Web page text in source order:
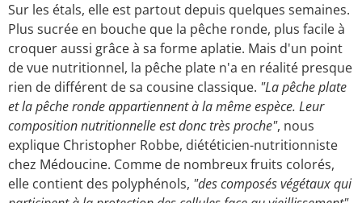
Sur les étals, elle est partout depuis quelques semaines.
Plus sucrée en bouche que la pêche ronde, plus facile à
croquer aussi grâce à sa forme aplatie. Mais d'un point
de vue nutritionnel, la pêche plate n'a en réalité presque
rien de différent de sa cousine classique. "La pêche plate
et la pêche ronde appartiennent à la même espèce. Leur
composition nutritionnelle est donc très proche", nous
explique Christopher Robbe, diététicien-nutritionniste
chez Médoucine. Comme de nombreux fruits colorés,
elle contient des polyphénols, "des composés végétaux qui